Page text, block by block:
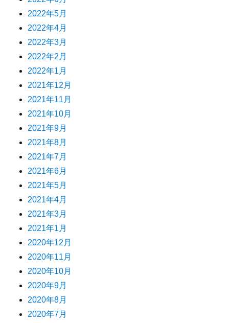
2022年5月
2022年4月
2022年3月
2022年2月
2022年1月
2021年12月
2021年11月
2021年10月
2021年9月
2021年8月
2021年7月
2021年6月
2021年5月
2021年4月
2021年3月
2021年1月
2020年12月
2020年11月
2020年10月
2020年9月
2020年8月
2020年7月